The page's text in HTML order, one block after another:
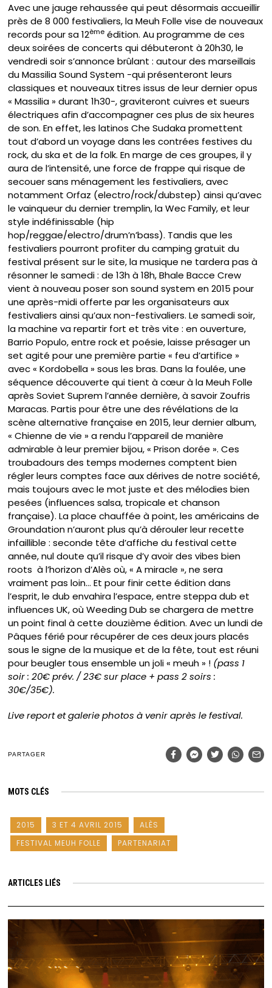
Avec une jauge rehaussée qui peut désormais accueillir
près de 8 000 festivaliers, la Meuh Folle vise de nouveaux
records pour sa 12ème édition. Au programme de ces
deux soirées de concerts qui débuteront à 20h30, le
vendredi soir s’annonce brûlant : autour des marseillais
du Massilia Sound System -qui présenteront leurs
classiques et nouveaux titres issus de leur dernier opus
« Massilia » durant 1h30-, graviteront cuivres et sueurs
électriques afin d’accompagner ces plus de six heures
de son. En effet, les latinos Che Sudaka promettent
tout d’abord un voyage dans les contrées festives du
rock, du ska et de la folk. En marge de ces groupes, il y
aura de l’intensité, une force de frappe qui risque de
secouer sans ménagement les festivaliers, avec
notamment Orfaz (electro/rock/dubstep) ainsi qu’avec
le vainqueur du dernier tremplin, la Wec Family, et leur
style indéfinissable (hip
hop/reggae/electro/drum’n’bass). Tandis que les
festivaliers pourront profiter du camping gratuit du
festival présent sur le site, la musique ne tardera pas à
résonner le samedi : de 13h à 18h, Bhale Bacce Crew
vient à nouveau poser son sound system en 2015 pour
une après-midi offerte par les organisateurs aux
festivaliers ainsi qu’aux non-festivaliers. Le samedi soir,
la machine va repartir fort et très vite : en ouverture,
Barrio Populo, entre rock et poésie, laisse présager un
set agité pour une première partie « feu d’artifice »
avec « Kordobella » sous les bras. Dans la foulée, une
séquence découverte qui tient à cœur à la Meuh Folle
après Soviet Suprem l’année dernière, à savoir Zoufris
Maracas. Partis pour être une des révélations de la
scène alternative française en 2015, leur dernier album,
« Chienne de vie » a rendu l’appareil de manière
admirable à leur premier bijou, « Prison dorée ». Ces
troubadours des temps modernes comptent bien
régler leurs comptes face aux dérives de notre société,
mais toujours avec le mot juste et des mélodies bien
pesées (influences salsa, tropicale et chanson
française). La place chauffée à point, les américains de
Groundation n’auront plus qu’à dérouler leur recette
infaillible : seconde tête d’affiche du festival cette
année, nul doute qu’il risque d’y avoir des vibes bien
roots à l’horizon d’Alès où, « A miracle », ne sera
vraiment pas loin… Et pour finir cette édition dans
l’esprit, le dub envahira l’espace, entre steppa dub et
influences UK, où Weeding Dub se chargera de mettre
un point final à cette douzième édition. Avec un lundi de
Pâques férié pour récupérer de ces deux jours placés
sous le signe de la musique et de la fête, tout est réuni
pour beugler tous ensemble un joli « meuh » ! (pass 1
soir : 20€ prév. / 23€ sur place + pass 2 soirs :
30€/35€).
Live report et galerie photos à venir après le festival.
PARTAGER
MOTS CLÉS
2015 3 ET 4 AVRIL 2015
ALÈS
FESTIVAL MEUH FOLLE
PARTENARIAT
ARTICLES LIÉS